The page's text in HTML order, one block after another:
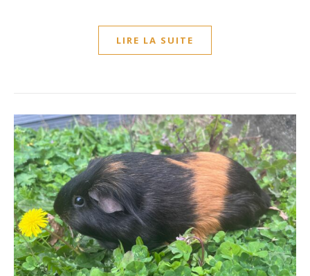
LIRE LA SUITE